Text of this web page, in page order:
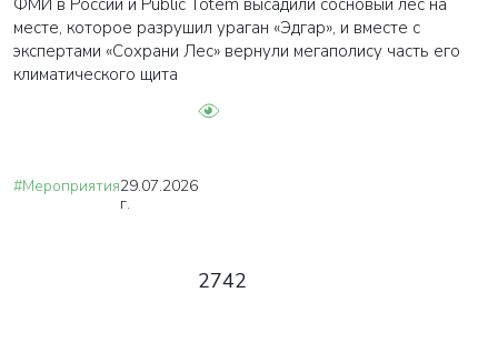
месте, которое разрушил ураган «Эдгар», и вместе с
экспертами «Сохрани Лес» вернули мегаполису часть его
климатического щита
#Мероприятия29.07.2026
г.
2742